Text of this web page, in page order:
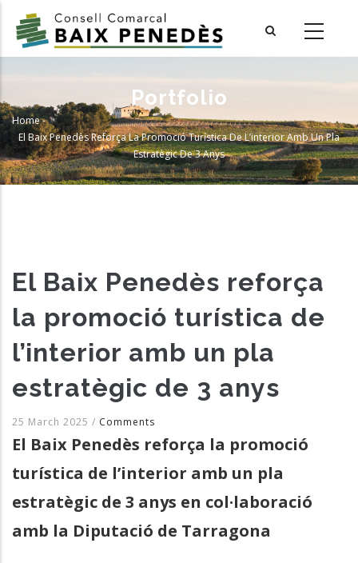
main
Portfolio
Breadcrumb
Home-
El Baix Penedès Reforça La Promoció Turística De L’interior Amb Un Pla
Estratègic De 3 Anys
El Baix Penedès reforça
la promoció turística de
l’interior amb un pla
estratègic de 3 anys
25 March 2025 / Comments
El Baix Penedès reforça la promoció
turística de l’interior amb un pla
estratègic de 3 anys en col·laboració
amb la Diputació de Tarragona